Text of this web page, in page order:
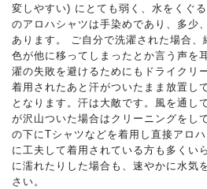
変しやすい) にとても弱く、水をくぐ
のアロハシャツは手染めであり、多少
あります。 ご自分で洗濯された場合
色が他に移ってしまったとか言う声を
濯の失敗を避けるためにもドライクリ
着用されたあと汗がついたまま放置し
となります。汗は大敵です。風を通し
が沢山ついた場合はクリーニングをし
の下にTシャツなどを着用し直接アロ
に工夫して着用されている方も多くい
に濡れたりした場合も、速やかに水気
さい。